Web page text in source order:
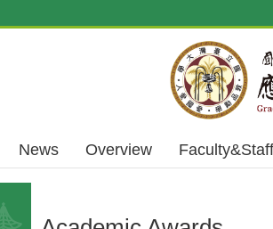
News Overview Faculty&Staff